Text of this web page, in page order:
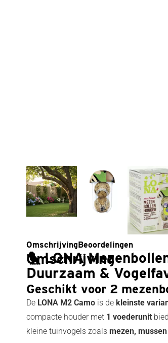
OmschrijvingBeoordelingen
Omschrijving
🐤LONA
Duurzaam &
Geschikt voor 2
De LONA M2 Camo is de kleinste
compacte houder met 1 voederunit
kleine tuinvogels zoals mezen,